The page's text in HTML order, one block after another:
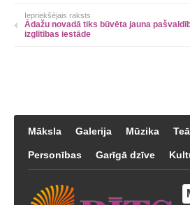
Iepriekšējais raksts
Ādažu novadā tiks būvēta jauna
izglītības iestāde
Māksla Galerija Mūzika
Personības Garīgā dzīve